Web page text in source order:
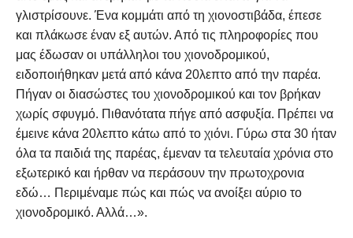
γλιστρίσουνε. Ένα κομμάτι από τη χιονοστιβάδα, έπεσε
και πλάκωσε έναν εξ αυτών. Από τις πληροφορίες που
μας έδωσαν οι υπάλληλοι του χιονοδρομικού,
ειδοποιήθηκαν μετά από κάνα 20λεπτο από την παρέα.
Πήγαν οι διασώστες του χιονοδρομικού και τον βρήκαν
χωρίς σφυγμό. Πιθανότατα πήγε από ασφυξία. Πρέπει να
έμεινε κάνα 20λεπτο κάτω από το χιόνι. Γύρω στα 30 ήταν
όλα τα παιδιά της παρέας, έμεναν τα τελευταία χρόνια στο
εξωτερικό και ήρθαν να περάσουν την πρωτοχρονια
εδώ… Περιμέναμε πώς και πώς να ανοίξει αύριο το
χιονοδρομικό. Αλλά…».